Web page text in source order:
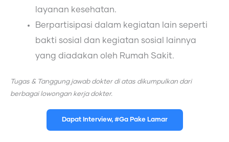
layanan kesehatan.
Berpartisipasi dalam kegiatan lain seperti
bakti sosial dan kegiatan sosial lainnya
yang diadakan oleh Rumah Sakit.
Tugas & Tanggung jawab dokter di atas dikumpulkan dari
berbagai lowongan kerja dokter.
Dapat Interview, #Ga Pake Lamar